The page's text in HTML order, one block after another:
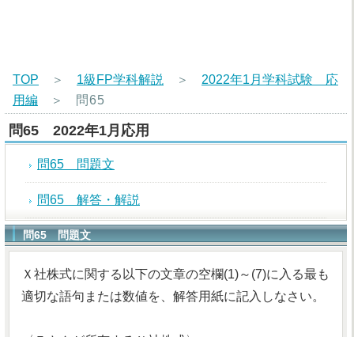
TOP ＞ 1級FP学科解説 ＞ 2022年1月学科試験 応
用編 ＞ 問65
問65 2022年1月応用
問65 問題文
問65 解答・解説
問65 問題文
Ｘ社株式に関する以下の文章の空欄(1)～(7)に入る最も
適切な語句または数値を、解答用紙に記入しなさい。